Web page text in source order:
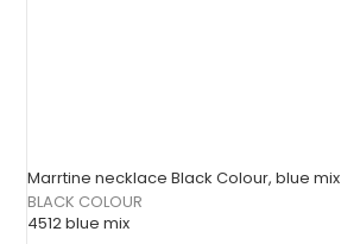
Marrtine necklace Black Colour, blue mix
BLACK COLOUR
4512 blue mix